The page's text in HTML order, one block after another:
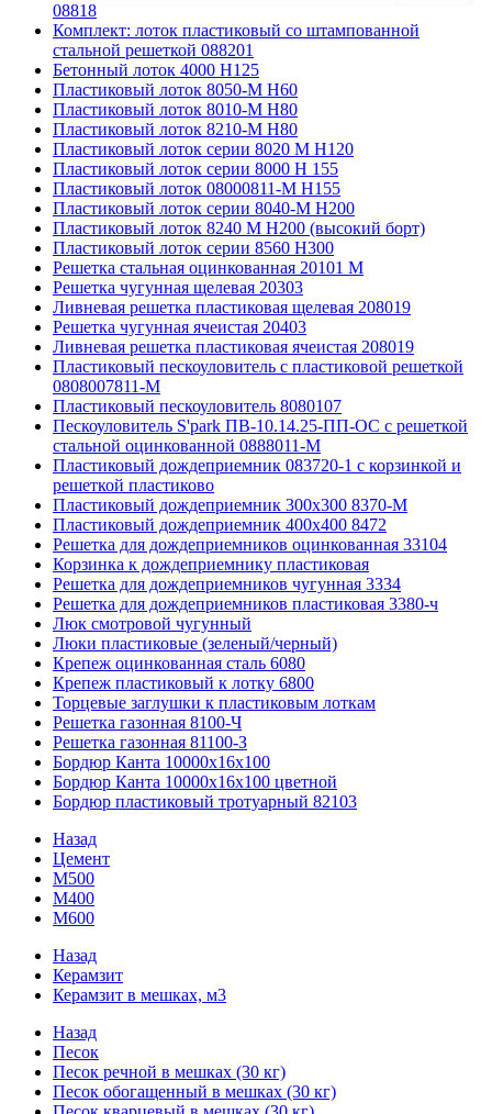
08818
Комплект: лоток пластиковый со штампованной
стальной решеткой 088201
Бетонный лоток 4000 Н125
Пластиковый лоток 8050-М H60
Пластиковый лоток 8010-М H80
Пластиковый лоток 8210-М H80
Пластиковый лоток серии 8020 М H120
Пластиковый лоток серии 8000 Н 155
Пластиковый лоток 08000811-М H155
Пластиковый лоток серии 8040-М H200
Пластиковый лоток 8240 M H200 (высокий борт)
Пластиковый лоток серии 8560 Н300
Решетка стальная оцинкованная 20101 М
Решетка чугунная щелевая 20303
Ливневая решетка пластиковая щелевая 208019
Решетка чугунная ячеистая 20403
Ливневая решетка пластиковая ячеистая 208019
Пластиковый пескоуловитель с пластиковой решеткой
0808007811-М
Пластиковый пескоуловитель 8080107
Пескоуловитель S'park ПВ-10.14.25-ПП-ОС с решеткой
стальной оцинкованной 0888011-М
Пластиковый дождеприемник 083720-1 c корзинкой и
решеткой пластиково
Пластиковый дождеприемник 300x300 8370-М
Пластиковый дождеприемник 400x400 8472
Решетка для дождеприемников оцинкованная 33104
Корзинка к дождеприемнику пластиковая
Решетка для дождеприемников чугунная 3334
Решетка для дождеприемников пластиковая 3380-ч
Люк смотровой чугунный
Люки пластиковые (зеленый/черный)
Крепеж оцинкованная сталь 6080
Крепеж пластиковый к лотку 6800
Торцевые заглушки к пластиковым лоткам
Решетка газонная 8100-Ч
Решетка газонная 81100-З
Бордюр Канта 10000x16x100
Бордюр Канта 10000x16x100 цветной
Бордюр пластиковый тротуарный 82103
Назад
Цемент
М500
М400
М600
Назад
Керамзит
Керамзит в мешках, м3
Назад
Песок
Песок речной в мешках (30 кг)
Песок обогащенный в мешках (30 кг)